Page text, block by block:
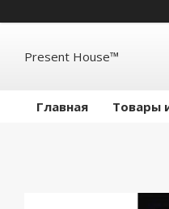
Present House™
Главная Товары